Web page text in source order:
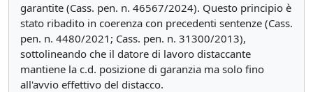
garantite (Cass. pen. n. 46567/2024). Questo principio è
stato ribadito in coerenza con precedenti sentenze (Cass.
pen. n. 4480/2021; Cass. pen. n. 31300/2013),
sottolineando che il datore di lavoro distaccante
mantiene la c.d. posizione di garanzia ma solo fino
all'avvio effettivo del distacco.